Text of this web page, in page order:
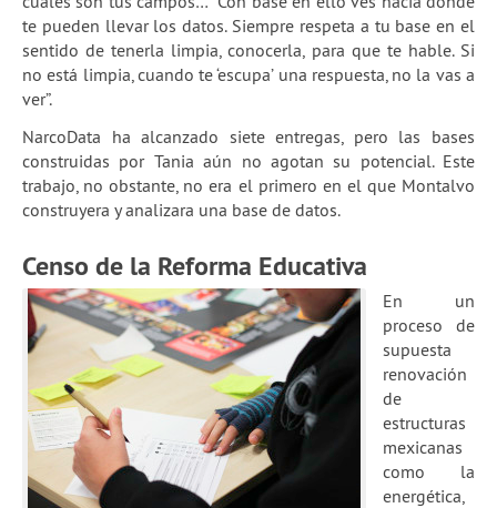
te pueden llevar los datos. Siempre respeta a tu base en el
sentido de tenerla limpia, conocerla, para que te hable. Si
no está limpia, cuando te ‘escupa’ una respuesta, no la vas a
ver”.
NarcoData ha alcanzado siete entregas, pero las bases
construidas por Tania aún no agotan su potencial. Este
trabajo, no obstante, no era el primero en el que Montalvo
construyera y analizara una base de datos.
Censo de la Reforma Educativa
En un
proceso de
supuesta
renovación
de
estructuras
mexicanas
como la
energética,